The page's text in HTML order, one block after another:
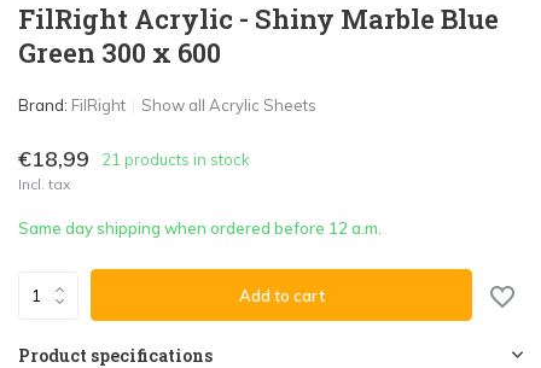
FilRight Acrylic - Shiny Marble Blue
Green 300 x 600
Brand: FilRight Show all Acrylic Sheets
€18,99 21 products in stock
Incl. tax
Same day shipping when ordered before 12 a.m.
Add to cart
Product specifications